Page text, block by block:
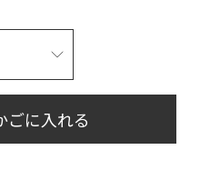
ごに入れる